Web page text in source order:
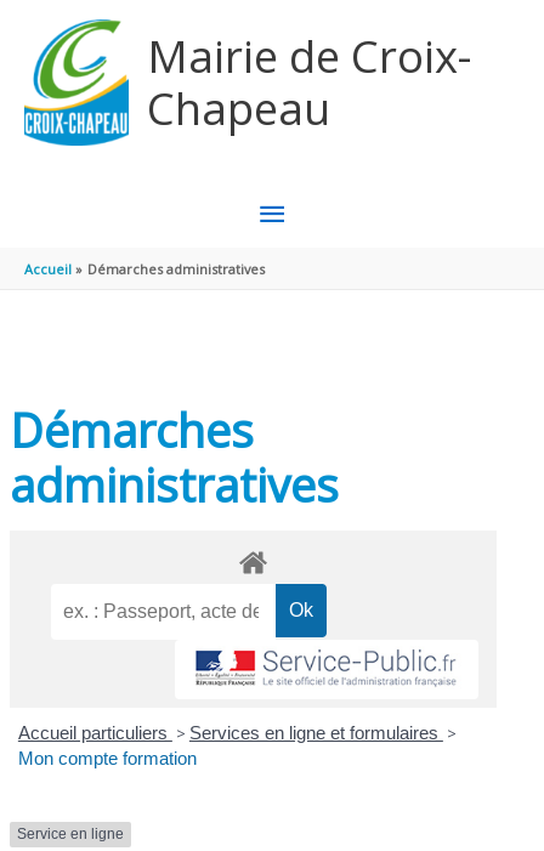
Mairie de Croix-
Chapeau
MENU
PRINCIPAL
Accueil Démarches administratives
Démarches
administratives
Accueil particuliers > Services en ligne et formulaires >
Mon compte formation
Service en ligne